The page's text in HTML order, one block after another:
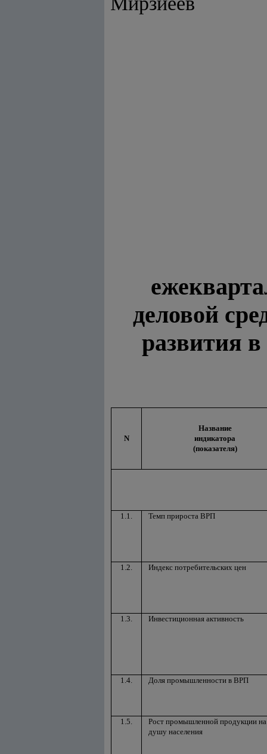
деловой
развития
N
Название
индикатора
(показателя)
1.1. Темп прироста ВРП
1.2. Индекс потребительских цен
1.3. Инвестиционная активность
1.4. Доля промышленности в ВРП
1.5.
Рост промышленной продукции на
душу населения